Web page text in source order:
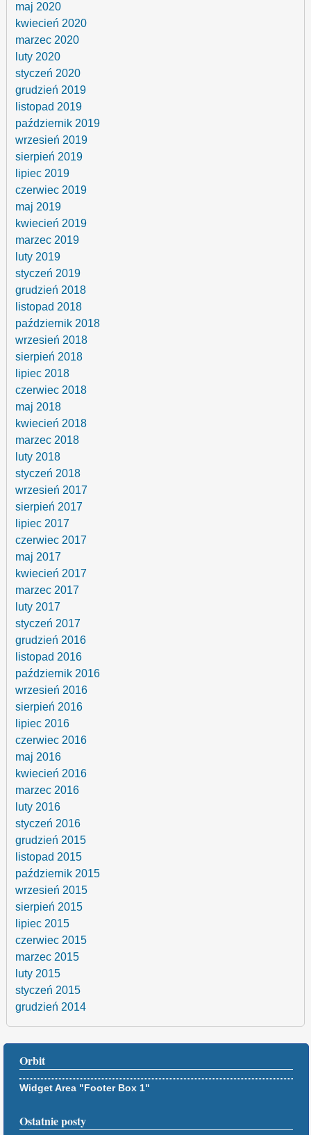
maj 2020
kwiecień 2020
marzec 2020
luty 2020
styczeń 2020
grudzień 2019
listopad 2019
październik 2019
wrzesień 2019
sierpień 2019
lipiec 2019
czerwiec 2019
maj 2019
kwiecień 2019
marzec 2019
luty 2019
styczeń 2019
grudzień 2018
listopad 2018
październik 2018
wrzesień 2018
sierpień 2018
lipiec 2018
czerwiec 2018
maj 2018
kwiecień 2018
marzec 2018
luty 2018
styczeń 2018
wrzesień 2017
sierpień 2017
lipiec 2017
czerwiec 2017
maj 2017
kwiecień 2017
marzec 2017
luty 2017
styczeń 2017
grudzień 2016
listopad 2016
październik 2016
wrzesień 2016
sierpień 2016
lipiec 2016
czerwiec 2016
maj 2016
kwiecień 2016
marzec 2016
luty 2016
styczeń 2016
grudzień 2015
listopad 2015
październik 2015
wrzesień 2015
sierpień 2015
lipiec 2015
czerwiec 2015
marzec 2015
luty 2015
styczeń 2015
grudzień 2014
Orbit
Widget Area "Footer Box 1"
Ostatnie posty